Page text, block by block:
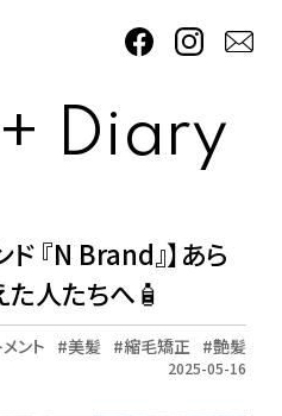
Diary
『N Brand』】あら
人たちへ🧴
ント 美髪 縮毛矯正 艶髪
2025-05-16